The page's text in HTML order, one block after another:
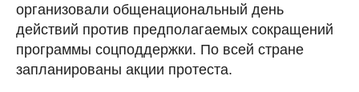
организовали общенациональный день
действий против предполагаемых сокращений
программы соцподдержки. По всей стране
запланированы акции протеста.